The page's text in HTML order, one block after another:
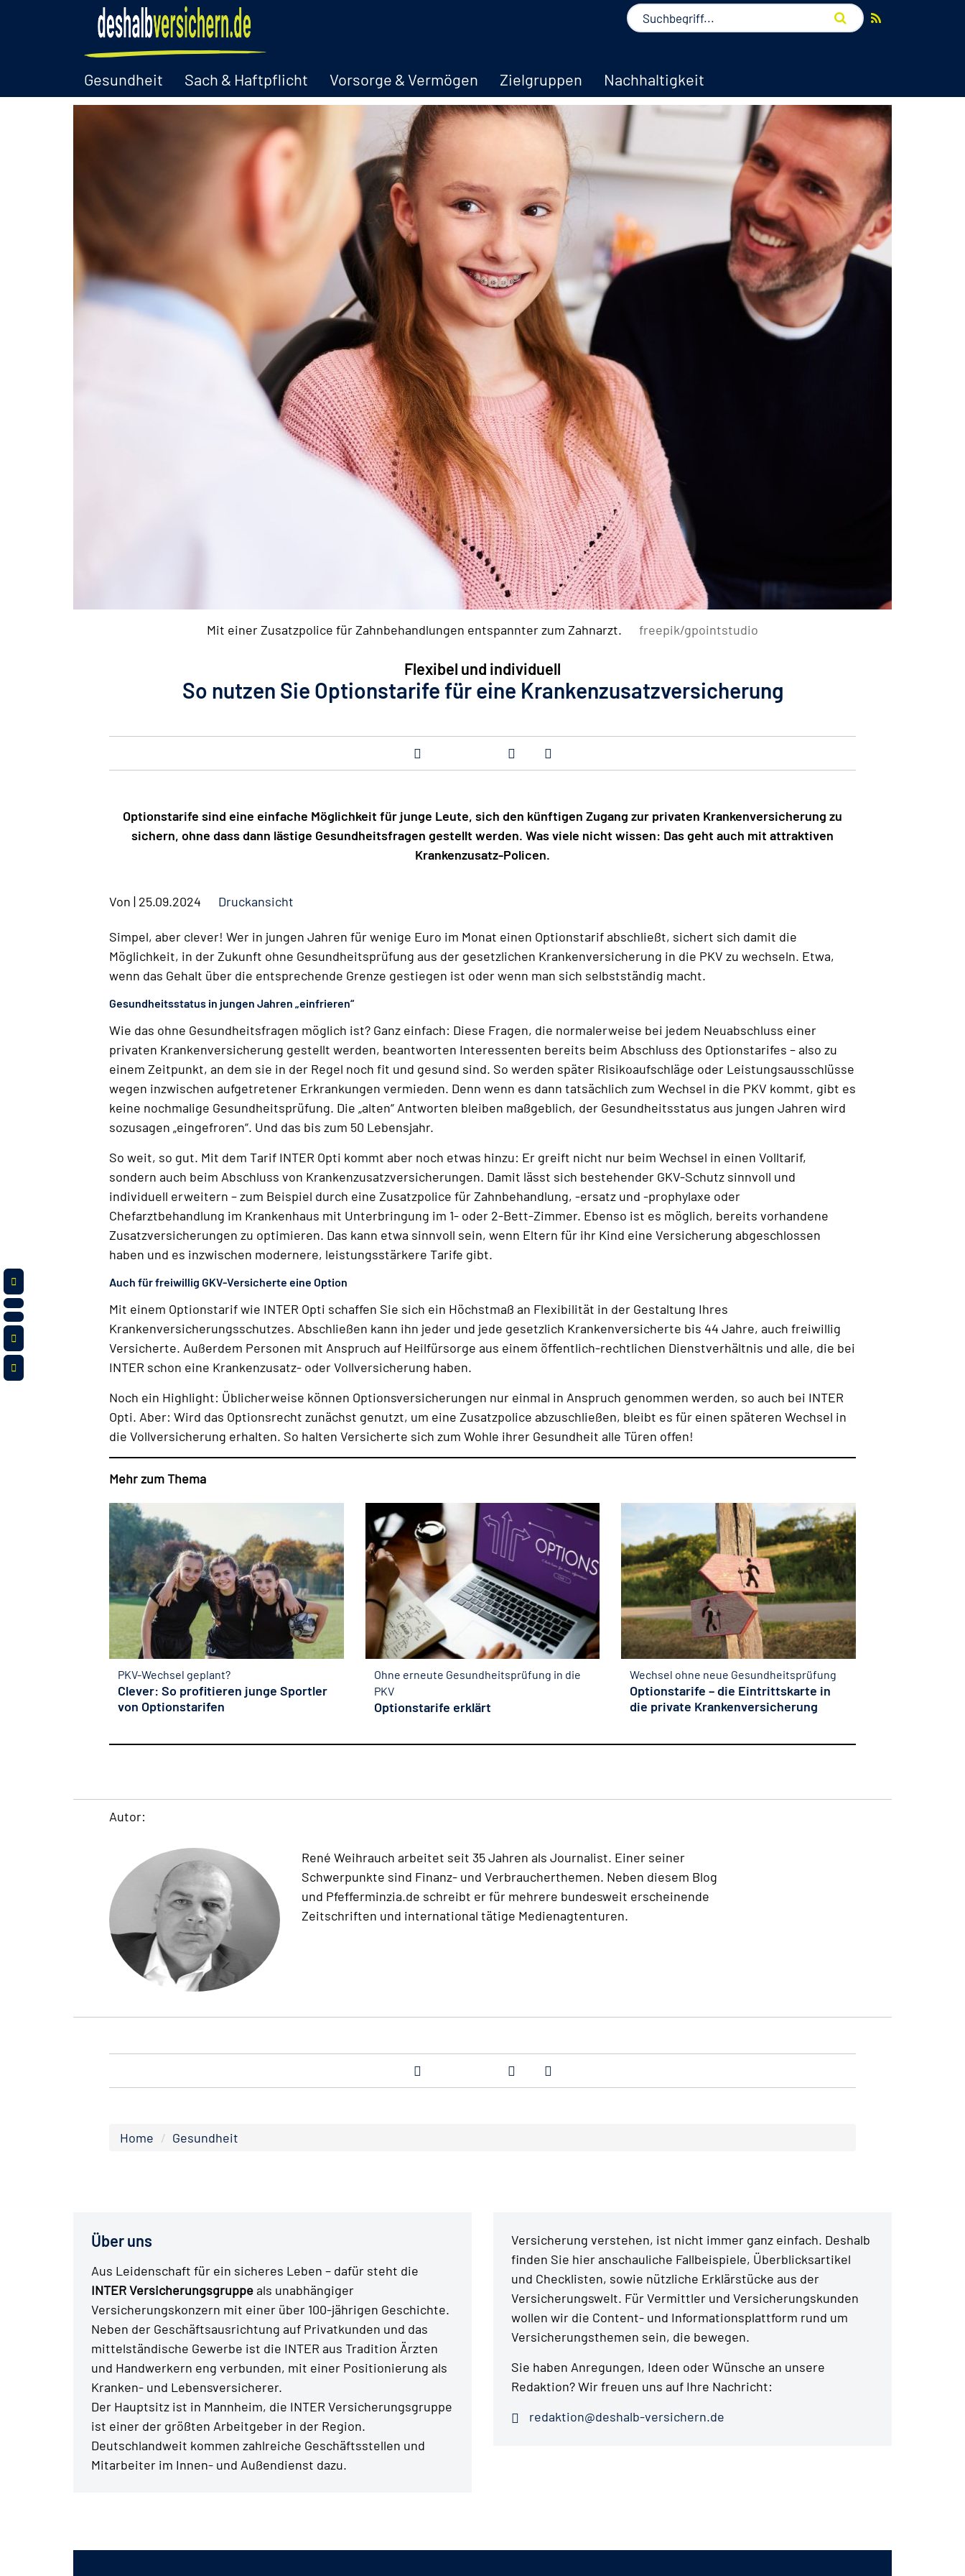
Gesundheit Sach & Haftpflicht Vorsorge & Vermögen Zielgruppen Nachhaltigkeit
Mit einer Zusatzpolice für Zahnbehandlungen entspannter zum Zahnarzt. freepik/gpointstudio
Flexibel und individuell
So nutzen Sie Optionstarife für eine Krankenzusatzversicherung
Optionstarife sind eine einfache Möglichkeit für junge Leute, sich den künftigen Zugang zur privaten Krankenversicherung zu
sichern, ohne dass dann lästige Gesundheitsfragen gestellt werden. Was viele nicht wissen: Das geht auch mit attraktiven
Krankenzusatz-Policen.
Von | 25.09.2024 Druckansicht
Simpel, aber clever! Wer in jungen Jahren für wenige Euro im Monat einen Optionstarif abschließt, sichert sich damit die
Möglichkeit, in der Zukunft ohne Gesundheitsprüfung aus der gesetzlichen Krankenversicherung in die PKV zu wechseln. Etwa,
wenn das Gehalt über die entsprechende Grenze gestiegen ist oder wenn man sich selbstständig macht.
Gesundheitsstatus in jungen Jahren „einfrieren“
Wie das ohne Gesundheitsfragen möglich ist? Ganz einfach: Diese Fragen, die normalerweise bei jedem Neuabschluss einer
privaten Krankenversicherung gestellt werden, beantworten Interessenten bereits beim Abschluss des Optionstarifes – also zu
einem Zeitpunkt, an dem sie in der Regel noch fit und gesund sind. So werden später Risikoaufschläge oder Leistungsausschlüsse
wegen inzwischen aufgetretener Erkrankungen vermieden. Denn wenn es dann tatsächlich zum Wechsel in die PKV kommt, gibt es
keine nochmalige Gesundheitsprüfung. Die „alten“ Antworten bleiben maßgeblich, der Gesundheitsstatus aus jungen Jahren wird
sozusagen „eingefroren“. Und das bis zum 50 Lebensjahr.
So weit, so gut. Mit dem Tarif INTER Opti kommt aber noch etwas hinzu: Er greift nicht nur beim Wechsel in einen Volltarif,
sondern auch beim Abschluss von Krankenzusatzversicherungen. Damit lässt sich bestehender GKV-Schutz sinnvoll und
individuell erweitern – zum Beispiel durch eine Zusatzpolice für Zahnbehandlung, -ersatz und -prophylaxe oder
Chefarztbehandlung im Krankenhaus mit Unterbringung im 1- oder 2-Bett-Zimmer. Ebenso ist es möglich, bereits vorhandene
Zusatzversicherungen zu optimieren. Das kann etwa sinnvoll sein, wenn Eltern für ihr Kind eine Versicherung abgeschlossen
haben und es inzwischen modernere, leistungsstärkere Tarife gibt.
Auch für freiwillig GKV-Versicherte eine Option
Mit einem Optionstarif wie INTER Opti schaffen Sie sich ein Höchstmaß an Flexibilität in der Gestaltung Ihres
Krankenversicherungsschutzes. Abschließen kann ihn jeder und jede gesetzlich Krankenversicherte bis 44 Jahre, auch freiwillig
Versicherte. Außerdem Personen mit Anspruch auf Heilfürsorge aus einem öffentlich-rechtlichen Dienstverhältnis und alle, die bei
INTER schon eine Krankenzusatz- oder Vollversicherung haben.
Noch ein Highlight: Üblicherweise können Optionsversicherungen nur einmal in Anspruch genommen werden, so auch bei INTER
Opti. Aber: Wird das Optionsrecht zunächst genutzt, um eine Zusatzpolice abzuschließen, bleibt es für einen späteren Wechsel in
die Vollversicherung erhalten. So halten Versicherte sich zum Wohle ihrer Gesundheit alle Türen offen!
Mehr zum Thema
PKV-Wechsel geplant?
Clever: So profitieren junge Sportler
von Optionstarifen
Ohne erneute Gesundheitsprüfung in die
PKV
Optionstarife erklärt
Wechsel ohne neue Gesundheitsprüfung
Optionstarife – die Eintrittskarte in
die private Krankenversicherung
Autor:
René Weihrauch arbeitet seit 35 Jahren als Journalist. Einer seiner
Schwerpunkte sind Finanz- und Verbraucherthemen. Neben diesem Blog
und Pfefferminzia.de schreibt er für mehrere bundesweit erscheinende
Zeitschriften und international tätige Medienagtenturen.
Home Gesundheit
Über uns
Aus Leidenschaft für ein sicheres Leben – dafür steht die
INTER Versicherungsgruppeals unabhängiger
Versicherungskonzern mit einer über 100-jährigen Geschichte.
Neben der Geschäftsausrichtung auf Privatkunden und das
mittelständische Gewerbe ist die INTER aus Tradition Ärzten
und Handwerkern eng verbunden, mit einer Positionierung als
Kranken- und Lebensversicherer.
Der Hauptsitz ist in Mannheim, die INTER Versicherungsgruppe
ist einer der größten Arbeitgeber in der Region.
Deutschlandweit kommen zahlreiche Geschäftsstellen und
Mitarbeiter im Innen- und Außendienst dazu.
Versicherung verstehen, ist nicht immer ganz einfach. Deshalb
finden Sie hier anschauliche Fallbeispiele, Überblicksartikel
und Checklisten, sowie nützliche Erklärstücke aus der
Versicherungswelt. Für Vermittler und Versicherungskunden
wollen wir die Content- und Informationsplattform rund um
Versicherungsthemen sein, die bewegen.
Sie haben Anregungen, Ideen oder Wünsche an unsere
Redaktion? Wir freuen uns auf Ihre Nachricht:
redaktion@deshalb-versichern.de